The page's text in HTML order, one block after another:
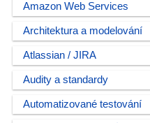
Amazon Web Services
Architektura a modelování
Atlassian / JIRA
Audity a standardy
Automatizované testování